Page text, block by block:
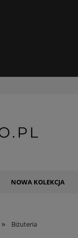
NOWA KOLEKCJA
» Biżuteria